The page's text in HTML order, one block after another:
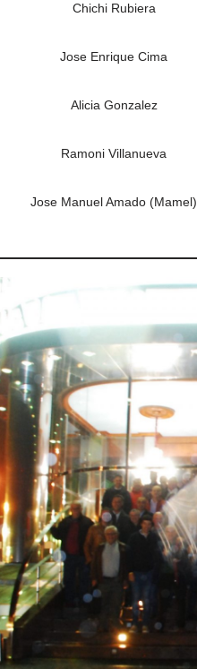
Chichi Rubiera
Jose Enrique Cima
Alicia Gonzalez
Ramoni Villanueva
Jose Manuel Amado (Mamel)